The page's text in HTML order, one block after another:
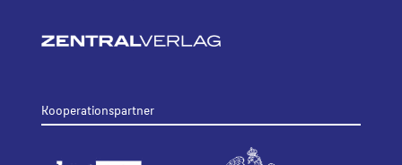
Kooperationspartner